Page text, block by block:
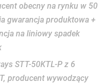
obecny na rynku w 50
gwarancja produktowa +
na liniowy spadek
STT-50KTL-P z 6
producent wywodzący